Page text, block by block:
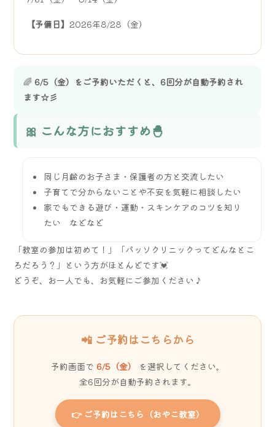
【予備日】2026年8/28（金）
🌈 6/5（金）をご予約いただくと、6回分が自動予約され
ます☆彡
🎀 こんな方におすすめ🐣
同じ月齢のお子さま・保護者の方と交流したい
子育てで分からないことや不安を気軽に相談したい
家でもできる遊び・運動・スキンケアのコツを知り
たい などなど
「教室の参加は初めて！」「パッソクリニックってどんなとこ
ろだろう？」という方がほとんどです💓
どうぞ、お一人でも、お気軽にご参加ください♪
📲 ご予約はこちらから
予約画面で 6/5（金）
を選択してください。
全6回分が自動予約されます。
👉 ご予約はこちら（おやこ教室）